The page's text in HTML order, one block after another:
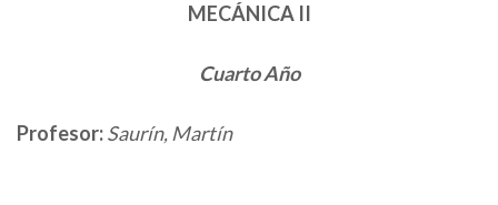
MECÁNICA II
Cuarto Año
Profesor:Saurín, Martín